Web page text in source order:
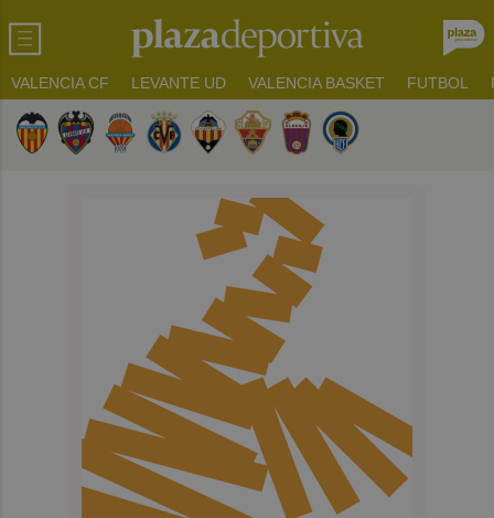
VALENCIA CF LEVANTE UD VALENCIA BASKET FUTBOL